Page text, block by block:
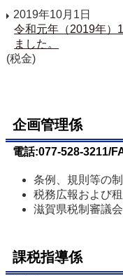
2019年10月1日
令和元年（2019年）
ました。
(税金)
企画管理係
電話:077-528-3211/
条例、規則等の
税務広報および
滋賀県税制審議
課税指導係